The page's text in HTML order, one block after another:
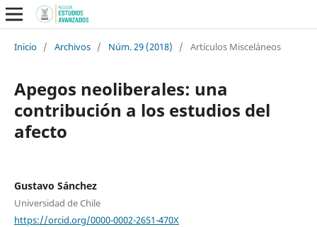
Inicio / Archivos / Núm. 29 (2018) / Artículos Misceláneos
Apegos neoliberales: una
contribución a los estudios del
afecto
Gustavo Sánchez
Universidad de Chile
https://orcid.org/0000-0002-2651-470X